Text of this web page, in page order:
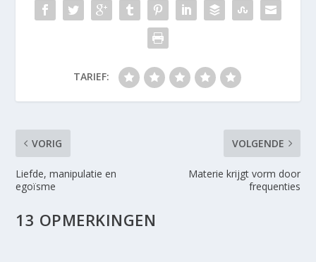
TARIEF:
VORIG
Liefde, manipulatie en
egoïsme
VOLGENDE
Materie krijgt vorm door
frequenties
13 OPMERKINGEN